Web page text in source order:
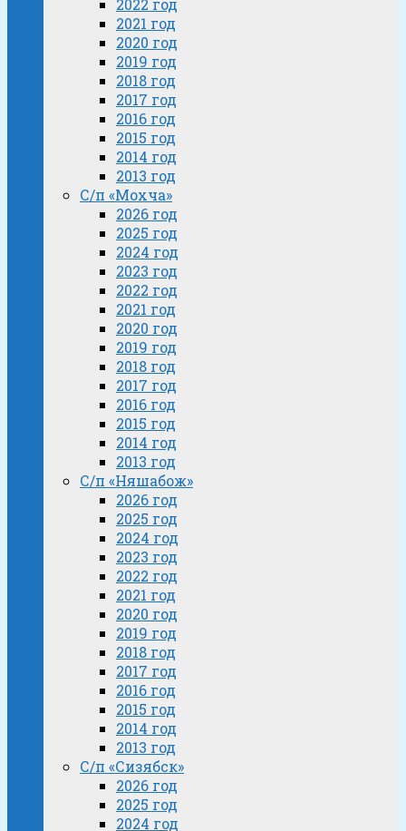
2022 год
2021 год
2020 год
2019 год
2018 год
2017 год
2016 год
2015 год
2014 год
2013 год
С/п «Мохча»
2026 год
2025 год
2024 год
2023 год
2022 год
2021 год
2020 год
2019 год
2018 год
2017 год
2016 год
2015 год
2014 год
2013 год
С/п «Няшабож»
2026 год
2025 год
2024 год
2023 год
2022 год
2021 год
2020 год
2019 год
2018 год
2017 год
2016 год
2015 год
2014 год
2013 год
С/п «Сизябск»
2026 год
2025 год
2024 год